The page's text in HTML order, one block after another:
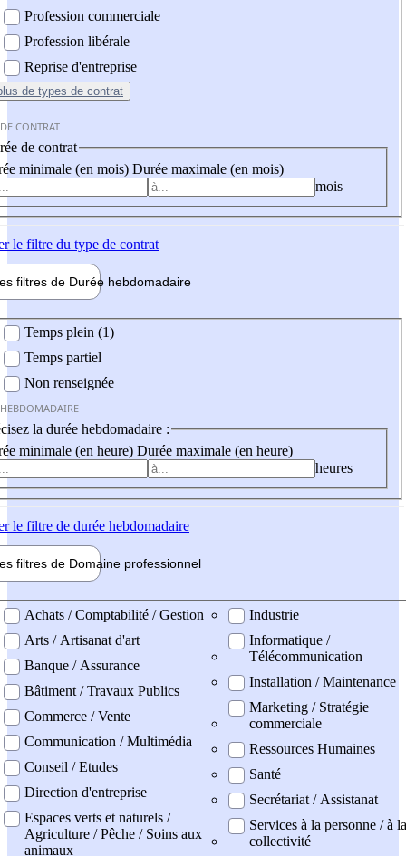
Profession commerciale
Profession libérale
Reprise d'entreprise
de types de contrat
CONTRAT
de contrat
minimale (en mois) Durée maximale (en mois)
mois
le filtre du type de contrat
filtres de Durée hebdomadaire
Temps plein (1)
Temps partiel
Non renseignée
la durée hebdomadaire :
minimale (en heure) Durée maximale (en heure)
heures
le filtre de durée hebdomadaire
filtres de Domaine professionnel
professionel
Achats / Comptabilité / Gestion
Arts / Artisanat d'art
Banque / Assurance
Bâtiment / Travaux Publics
Commerce / Vente
Communication / Multimédia
Conseil / Etudes
Direction d'entreprise
Espaces verts et naturels /
Agriculture / Pêche / Soins aux
animaux
Industrie
Informatique /
Télécommunication
Installation / Maintenance
Marketing / Stratégie
commerciale
Ressources Humaines
Santé
Secrétariat / Assistanat
Services à la personne / à la
collectivité